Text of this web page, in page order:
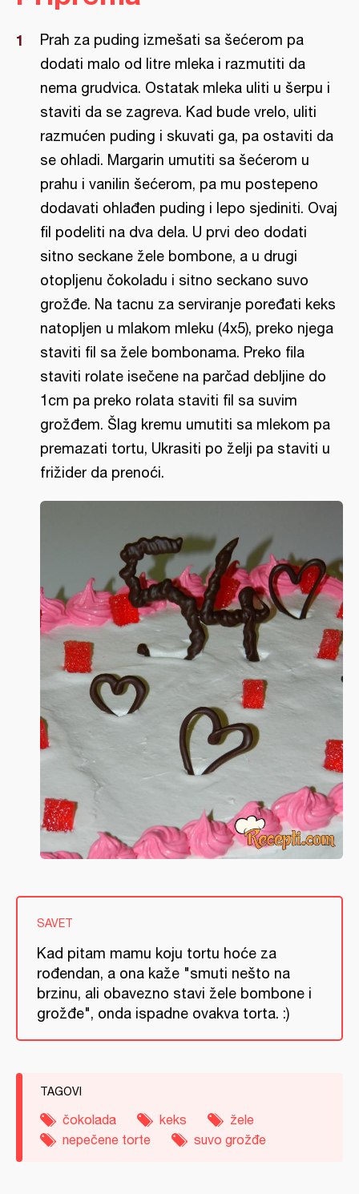
Prah za puding izmešati sa šećerom pa
dodati malo od litre mleka i razmutiti da
nema grudvica. Ostatak mleka uliti u šerpu i
staviti da se zagreva. Kad bude vrelo, uliti
razmućen puding i skuvati ga, pa ostaviti da
se ohladi. Margarin umutiti sa šećerom u
prahu i vanilin šećerom, pa mu postepeno
dodavati ohlađen puding i lepo sjediniti. Ovaj
fil podeliti na dva dela. U prvi deo dodati
sitno seckane žele bombone, a u drugi
otopljenu čokoladu i sitno seckano suvo
grožđe. Na tacnu za serviranje poređati keks
natopljen u mlakom mleku (4x5), preko njega
staviti fil sa žele bombonama. Preko fila
staviti rolate isečene na parčad debljine do
1cm pa preko rolata staviti fil sa suvim
grožđem. Šlag kremu umutiti sa mlekom pa
premazati tortu, Ukrasiti po želji pa staviti u
frižider da prenoći.
SAVET
Kad pitam mamu koju tortu hoće za
rođendan, a ona kaže "smuti nešto na
brzinu, ali obavezno stavi žele bombone i
grožđe", onda ispadne ovakva torta. :)
TAGOVI
čokolada keks
žele
nepečene torte
suvo grožđe